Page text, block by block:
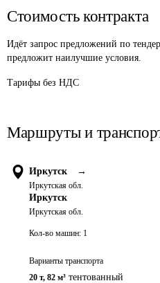
Стоимость контракта
Идёт запрос предложений по
предложит наилучшие условия.
Тарифы без НДС
Маршруты и
Иркутск →
Иркутская обл.
Иркутск
Иркутская обл.
Кол-во машин: 1
Варианты транспорта
20 т, 82 м³ тентованный